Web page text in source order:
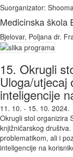
Suorganizator: Shooma
Medicinska škola
Bjelovar, Poljana dr.
15. Okrugli
Uloga/utjecaj
inteligencije
11. 10. - 15. 10. 2024.
Okrugli stol organizira
knjižničarskog
problematikom, ali i
inteligencije na